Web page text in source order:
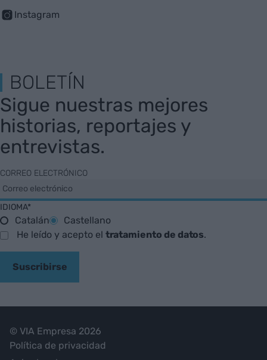
Instagram
BOLETÍN
Sigue nuestras mejores
historias, reportajes y
entrevistas.
CORREO ELECTRÓNICO
IDIOMA*
Catalán
Castellano
He leído y acepto el tratamiento de datos.
Suscribirse
© VIA Empresa 2026
Política de privacidad